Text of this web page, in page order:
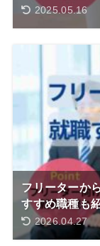
2025.05.16
フリーターか
すすめ職種も
2026.04.27